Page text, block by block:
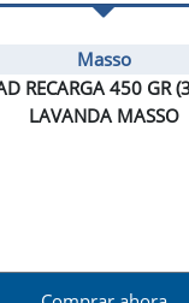
Masso
RECARGA 450 GR
LAVANDA MASSO